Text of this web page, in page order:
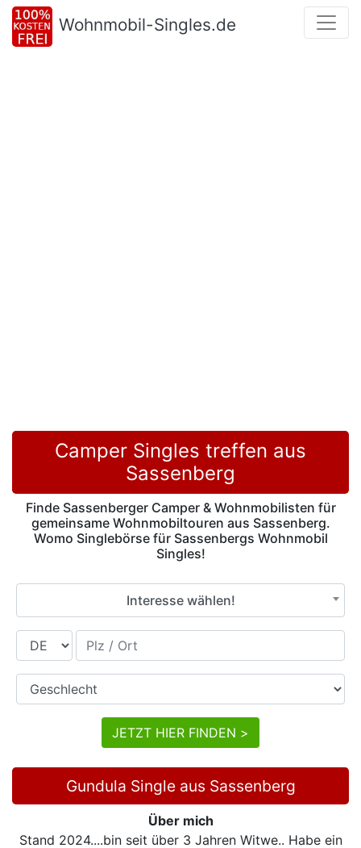
Wohnmobil-Singles.de
Camper Singles treffen aus
Sassenberg
Finde Sassenberger Camper & Wohnmobilisten für
gemeinsame Wohnmobiltouren aus Sassenberg.
Womo Singlebörse für Sassenbergs Wohnmobil
Singles!
Interesse wählen!
Land
JETZT HIER FINDEN >
Gundula Single aus Sassenberg
Über mich
Stand 2024....bin seit über 3 Jahren Witwe.. Habe ein